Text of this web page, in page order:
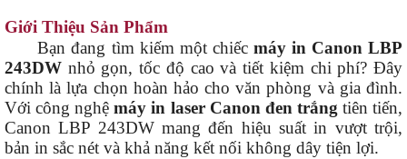
Giới Thiệu Sản Phẩm
Bạn đang tìm kiếm một chiếc máy in Canon LBP
243DW nhỏ gọn, tốc độ cao và tiết kiệm chi phí? Đây
chính là lựa chọn hoàn hảo cho văn phòng và gia đình.
Với công nghệmáy in laser Canon đen trắng tiên tiến,
Canon LBP 243DW mang đến hiệu suất in vượt trội,
bản in sắc nét và khả năng kết nối không dây tiện lợi.